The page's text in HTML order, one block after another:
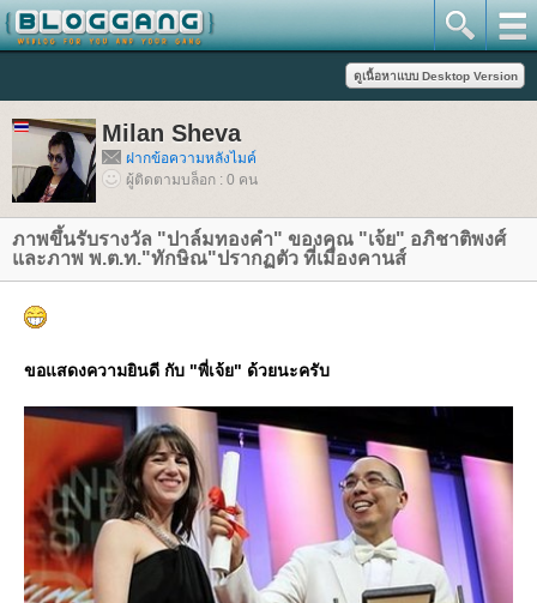
Milan Sheva
ฝากข้อความหลังไมค์
ผู้ติดตามบล็อก : 0 คน
ภาพขึ้นรับรางวัล "ปาล์มทองคำ" ของคุณ "เจ้ย" อภิชาติพงศ์
ละภาพ พ.ต.ท."ทักษิณ"ปรากฏตัว ที่เมืองคานส์
ขอแสดงความยินดี กับ "พี่เจ้ย" ด้วยนะครับ